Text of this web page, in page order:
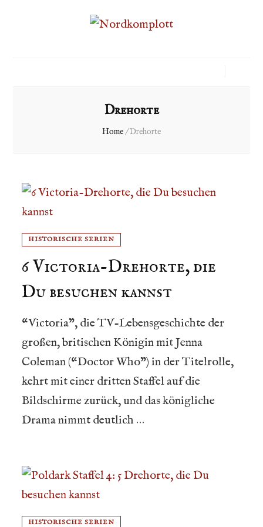
Drehorte
Home/ Drehorte
HISTORISCHE SERIEN
6 Victoria-Drehorte, die
Du besuchen kannst
“Victoria”, die TV-Lebensgeschichte der
großen, britischen Königin mit Jenna
Coleman (“Doctor Who”) in der Titelrolle,
kehrt mit einer dritten Staffel auf die
Bildschirme zurück, und das königliche
Drama nimmt deutlich …
HISTORISCHE SERIEN